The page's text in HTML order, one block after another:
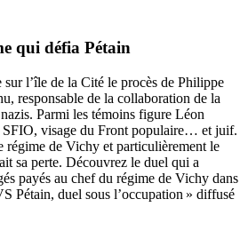
qui défia Pétain
l’île de la Cité le procès de Philippe
responsable de la collaboration de la
Parmi les témoins figure Léon
SFIO, visage du Front populaire… et juif.
régime de Vichy et particulièrement le
sa perte. Découvrez le duel qui a
payés au chef du régime de Vichy dans
Pétain, duel sous l’occupation » diffusé